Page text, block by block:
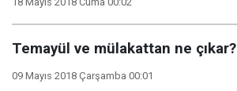
Temayül ve mülakattan ne çıkar?
09 Mayıs 2018 Çarşamba 00:01